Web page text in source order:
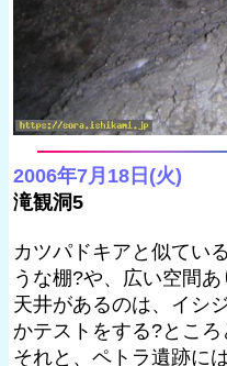
2006年7月18日(火)
滝観洞5
カツパドキアと似てい
うな棚?や、広い空間
天井があるのは、イシ
かテストをする?ところ
それと、ペトラ遺跡に